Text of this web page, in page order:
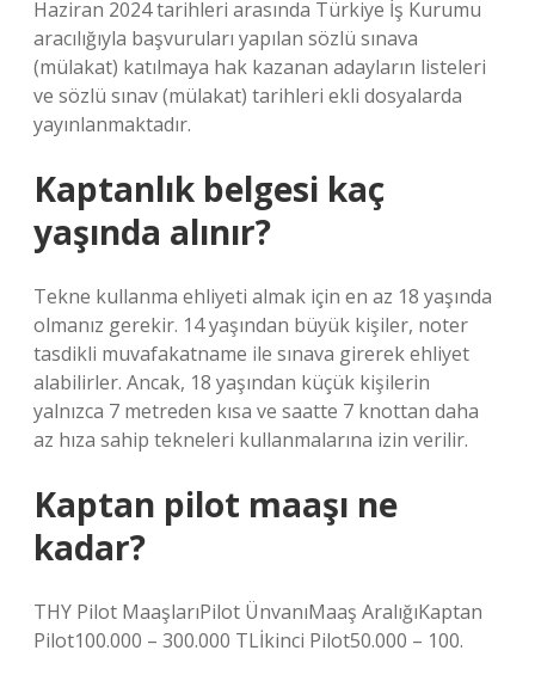
Haziran 2024 tarihleri ​​arasında Türkiye İş Kurumu
aracılığıyla başvuruları yapılan sözlü sınava
(mülakat) katılmaya hak kazanan adayların listeleri
ve sözlü sınav (mülakat) tarihleri ​​ekli dosyalarda
yayınlanmaktadır.
Kaptanlık belgesi kaç
yaşında alınır?
Tekne kullanma ehliyeti almak için en az 18 yaşında
olmanız gerekir. 14 yaşından büyük kişiler, noter
tasdikli muvafakatname ile sınava girerek ehliyet
alabilirler. Ancak, 18 yaşından küçük kişilerin
yalnızca 7 metreden kısa ve saatte 7 knottan daha
az hıza sahip tekneleri kullanmalarına izin verilir.
Kaptan pilot maaşı ne
kadar?
THY Pilot MaaşlarıPilot ÜnvanıMaaş AralığıKaptan
Pilot100.000 – 300.000 TLİkinci Pilot50.000 – 100.